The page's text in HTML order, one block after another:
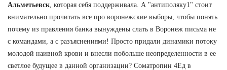
Альметьевск , которая себя поддерживала. А "антиполяку1" стоит
внимательно прочитать все про воронежские выборы, чтобы понять
почему из правления банка вынуждены слать в Воронеж письма не
с командами, а с разъяснениями! Просто придали динамики потоку
молодой наивной крови и внесли побольше неопределенности в ее
светлое будущее в данной организации? Cоматропин 4Ед в